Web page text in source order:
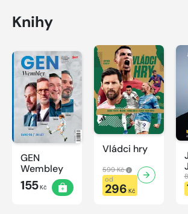
Knihy
GEN
Wembley
155Kč
Vládci hry
599 Kč
od
296 Kč